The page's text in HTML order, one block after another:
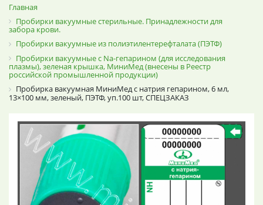
Главная
Пробирки вакуумные стерильные. Принадлежности для
забора крови.
Пробирки вакуумные из полиэтилентерефталата (ПЭТФ)
Пробирки вакуумные с Na-гепарином (для исследования
плазмы), зеленая крышка, МиниМед (внесены в Реестр
российской промышленной продукции)
Пробирка вакуумная МиниМед с натрия гепарином, 6 мл,
13×100 мм, зеленый, ПЭТФ, уп.100 шт, СПЕЦЗАКАЗ